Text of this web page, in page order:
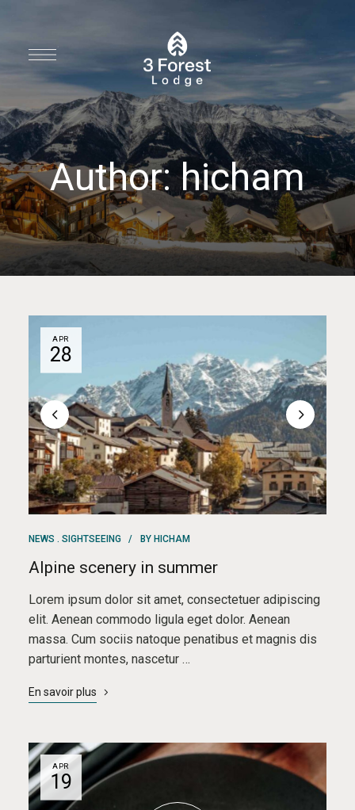
Author: hicham
APR
28
NEWS SIGHTSEEING BY HICHAM
Alpine scenery in summer
Lorem ipsum dolor sit amet, consectetuer adipiscing
elit. Aenean commodo ligula eget dolor. Aenean
massa. Cum sociis natoque penatibus et magnis dis
parturient montes, nascetur …
En savoir plus
APR
19